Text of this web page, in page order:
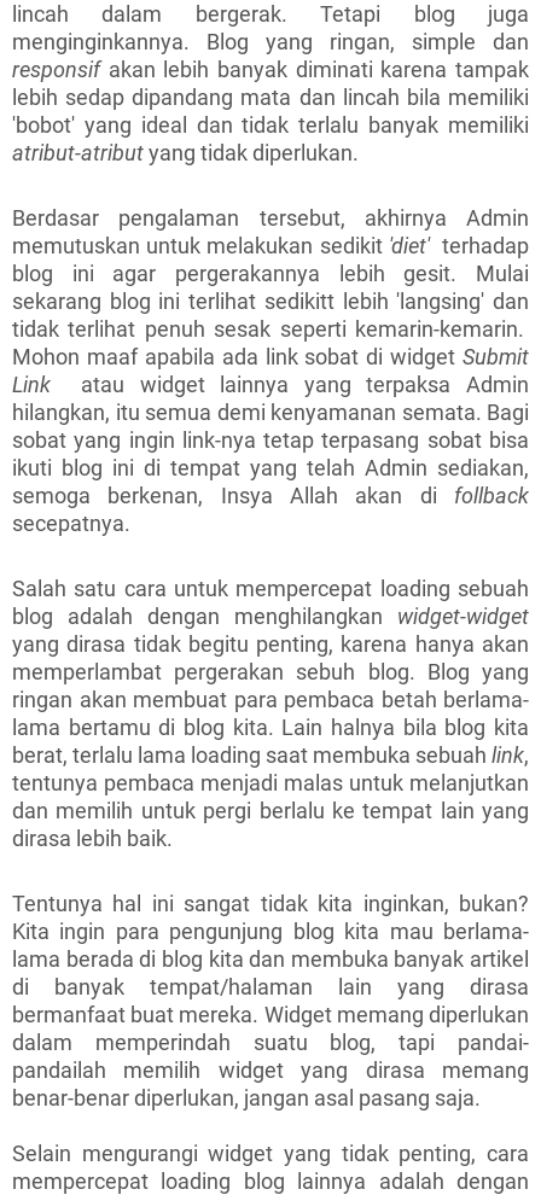
lincah dalam bergerak. Tetapi blog juga
menginginkannya. Blog yang ringan, simple dan
responsifakan lebih banyak diminati karena tampak
lebih sedap dipandang mata dan lincah bila memiliki
'bobot' yang ideal dan tidak terlalu banyak memiliki
atribut-atributyang tidak diperlukan.
Berdasar pengalaman tersebut, akhirnya Admin
memutuskan untuk melakukan sedikit 'diet'terhadap
blog ini agar pergerakannya lebih gesit. Mulai
sekarang blog ini terlihat sedikitt lebih 'langsing' dan
tidak terlihat penuh sesak seperti kemarin-kemarin.
Mohon maaf apabila ada link sobat di widget Submit
Link atau widget lainnya yang terpaksa Admin
hilangkan, itu semua demi kenyamanan semata. Bagi
sobat yang ingin link-nya tetap terpasang sobat bisa
ikuti blog ini di tempat yang telah Admin sediakan,
semoga berkenan, Insya Allah akan di follback
secepatnya.
Salah satu cara untuk mempercepat loading sebuah
blog adalah dengan menghilangkan widget-widget
yang dirasa tidak begitu penting, karena hanya akan
memperlambat pergerakan sebuh blog. Blog yang
ringan akan membuat para pembaca betah berlama-
lama bertamu di blog kita. Lain halnya bila blog kita
berat, terlalu lama loading saat membuka sebuah link,
tentunya pembaca menjadi malas untuk melanjutkan
dan memilih untuk pergi berlalu ke tempat lain yang
dirasa lebih baik.
Tentunya hal ini sangat tidak kita inginkan, bukan?
Kita ingin para pengunjung blog kita mau berlama-
lama berada di blog kita dan membuka banyak artikel
di banyak tempat/halaman lain yang dirasa
bermanfaat buat mereka. Widget memang diperlukan
dalam memperindah suatu blog, tapi pandai-
pandailah memilih widget yang dirasa memang
benar-benar diperlukan, jangan asal pasang saja.
Selain mengurangi widget yang tidak penting, cara
mempercepat loading blog lainnya adalah dengan